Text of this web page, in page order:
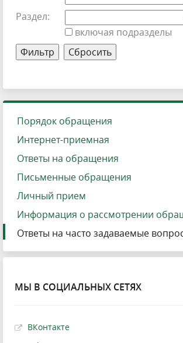
Раздел:
включая подразделы
Порядок обращения
Интернет-приемная
Ответы на обращения
Письменные обращения
Личный прием
Информация о рассмотрении
Ответы на часто задаваемые
МЫ В СОЦИАЛЬНЫХ СЕТЯХ
ВКонтакте